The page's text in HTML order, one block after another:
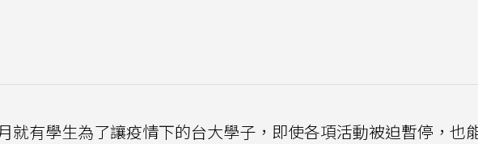
就有學生為了讓疫情下的台大學子，即使各項活動被迫暫停，也